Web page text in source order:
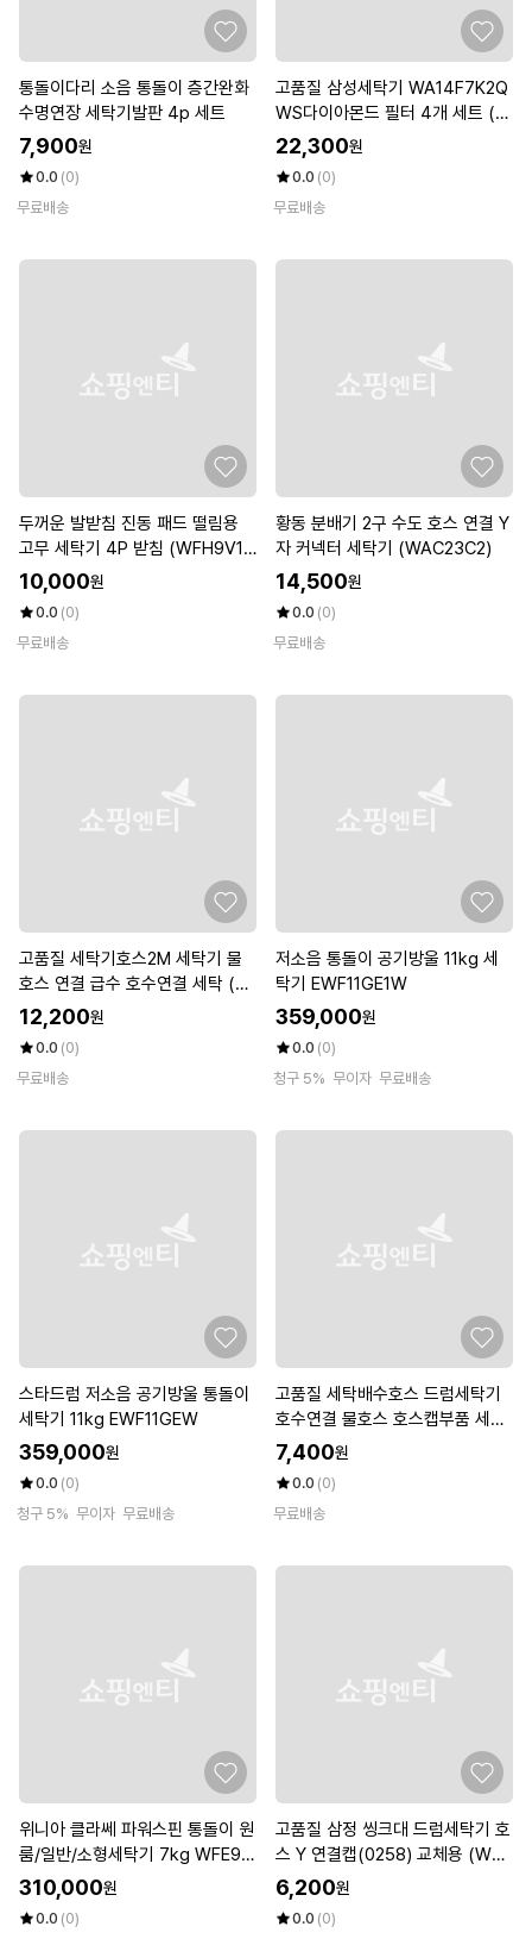
통돌이다리 소음 통돌이 층간완화
수명연장 세탁기발판 4p 세트
7,900원
0.0 (0)
무료배송
고품질 삼성세탁기 WA14F7K2Q
WS다이아몬드 필터 4개 세트 (W
CB46EF)
22,300원
0.0 (0)
무료배송
두꺼운 발받침 진동 패드 떨림용
고무 세탁기 4P 받침 (WFH9V1
O)
10,000원
0.0 (0)
무료배송
황동 분배기 2구 수도 호스 연결 Y
자 커넥터 세탁기 (WAC23C2)
14,500원
0.0 (0)
무료배송
고품질 세탁기호스2M 세탁기 물
호스 연결 급수 호수연결 세탁 (W
492425)
12,200원
0.0 (0)
무료배송
저소음 통돌이 공기방울 11kg 세
탁기 EWF11GE1W
359,000원
0.0 (0)
청구 5% 무이자 무료배송
스타드럼 저소음 공기방울 통돌이
세탁기 11kg EWF11GEW
359,000원
0.0 (0)
청구 5% 무이자 무료배송
고품질 세탁배수호스 드럼세탁기
호수연결 물호스 호스캡부품 세탁
기호수연결 (W93C65B)
7,400원
0.0 (0)
무료배송
위니아 클라쎄 파워스핀 통돌이 원
룸/일반/소형세탁기 7kg WFE90
7PWA(AK) 큐밍브랜드로변경출
310,000원
0.0 (0)
고품질 삼정 씽크대 드럼세탁기 호
스 Y 연결캡(0258) 교체용 (W9E
F847)
6,200원
0.0 (0)